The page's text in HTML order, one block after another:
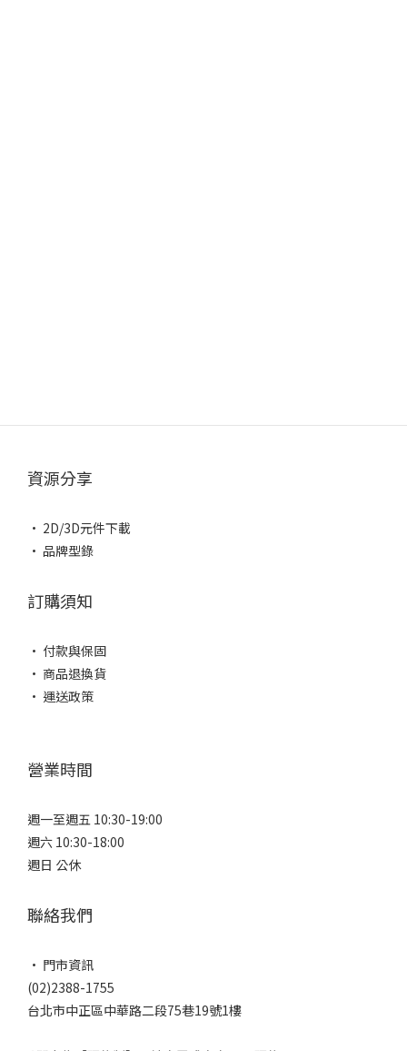
資源分享
• 2D/3D元件下載
• 品牌型錄
訂購須知
• 付款與保固
• 商品退換貨
• 運送政策
營業時間
週一至週五 10:30-19:00
週六 10:30-18:00
週日 公休
聯絡我們
• 門市資訊
(02)2388-1755
台北市中正區中華路二段75巷19號1樓